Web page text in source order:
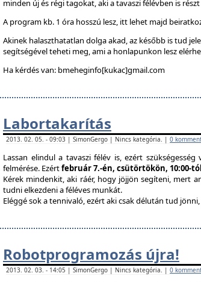
minden új és régi tagokat, aki a tavaszi félévben is
A program kb. 1 óra hosszú lesz, itt lehet majd
Akinek halaszthatatlan dolga akad, az később is tud
segítségével teheti meg, ami a honlapunkon lesz
Ha kérdés van: bmeheginfo[kukac]gmail.com
Labortakarítás
2013. 02. 05. - 09:03 | SimonGergo | Nincs kategória. | 0
Lassan elindul a tavaszi félév is, ezért
felmérése. Ezértfebruár 7.-én, csütörtökön, 10:00-
Kérek mindenkit, aki ráér, hogy jöjjön segíteni, mert
tudni elkezdeni a féléves munkát.
Eléggé sok a tennivaló, ezért aki csak délután tud
Robotprogramozás újra!
2013. 02. 03. - 14:05 | SimonGergo | Nincs kategória. | 0